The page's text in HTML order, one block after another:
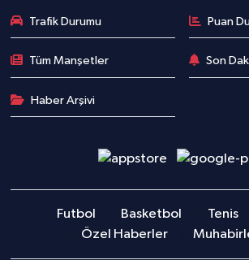
Trafik Durumu Puan
Tüm Manşetler Son
Haber Arşivi
Futbol Basketbol Tenis
Özel Haberler